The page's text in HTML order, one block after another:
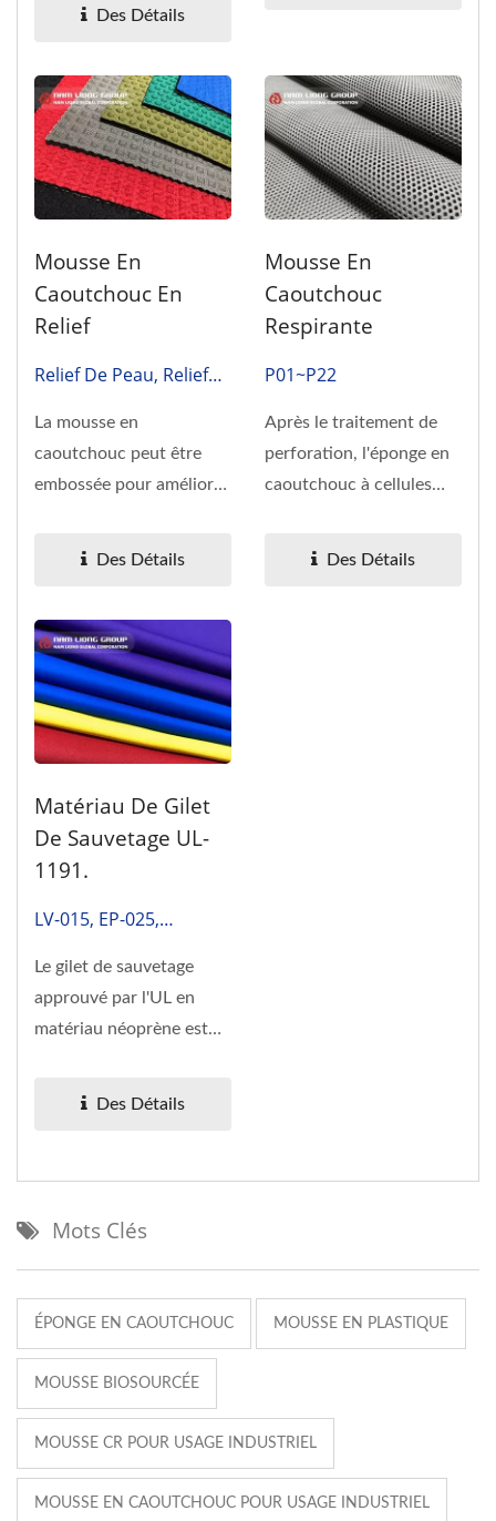
Des Détails
Mousse En
Caoutchouc En
Relief
Relief De Peau, Relief
Cellule
La mousse en
caoutchouc peut être
embossée pour améliorer
Des Détails
Mousse En
Caoutchouc
Respirante
P01~P22
Après le traitement de
perforation, l'éponge en
caoutchouc à cellules
Des Détails
Matériau De Gilet
De Sauvetage UL-
1191.
LV-015, EP-025,
Le gilet de sauvetage
approuvé par l'UL en
matériau néoprène est
Des Détails
Mots Clés
ÉPONGE EN CAOUTCHOUC MOUSSE EN PLASTIQUE
MOUSSE BIOSOURCÉE
MOUSSE CR POUR USAGE INDUSTRIEL
MOUSSE EN CAOUTCHOUC POUR USAGE INDUSTRIEL